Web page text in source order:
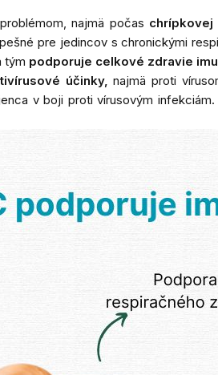
najmä počas chrípkovej
pre jedincov s chronickými
tým podporuje celkové zdravie
účinky, najmä proti
v boji proti vírusovým